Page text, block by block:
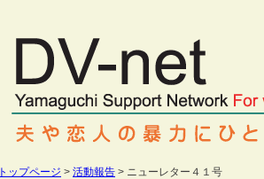
トップページ > 活動報告 > ニューレター４１号